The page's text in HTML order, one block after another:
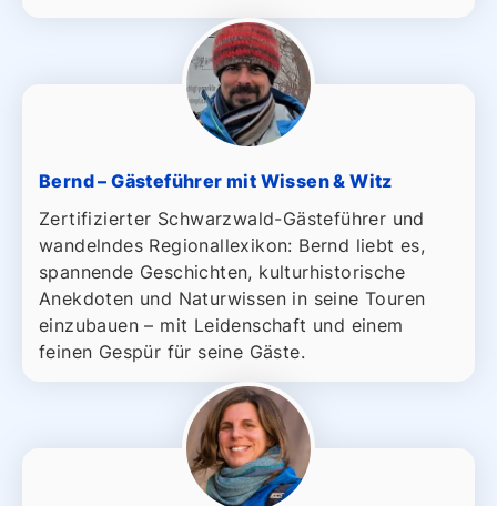
Bernd – Gästeführer mit Wissen & Witz
Zertifizierter Schwarzwald-Gästeführer und
wandelndes Regionallexikon: Bernd liebt es,
spannende Geschichten, kulturhistorische
Anekdoten und Naturwissen in seine Touren
einzubauen – mit Leidenschaft und einem
feinen Gespür für seine Gäste.